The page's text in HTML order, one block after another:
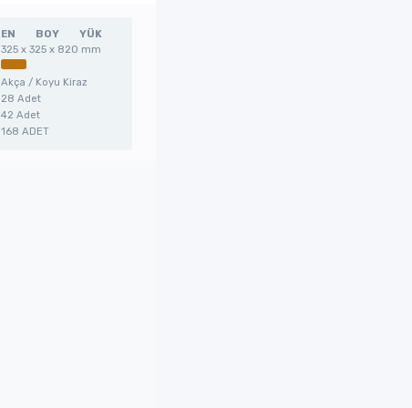
EN BOY
YÜK
325 x 325 x 820 mm
Akça / Koyu Kiraz
28 Adet
42 Adet
168 ADET